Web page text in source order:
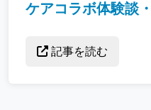
ケアコラボ体験談
記事を読む